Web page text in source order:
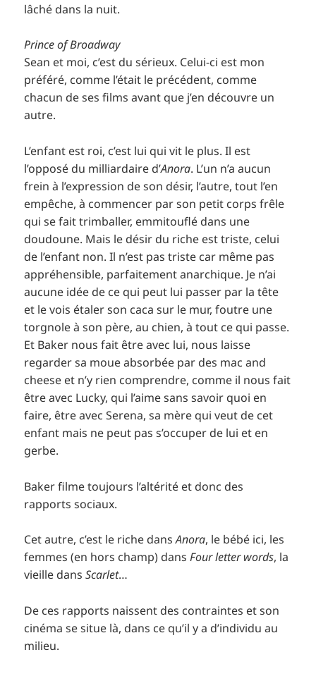
lâché dans la nuit.
Prince of Broadway
Sean et moi, c’est du sérieux. Celui-ci est mon
préféré, comme l’était le précédent, comme
chacun de ses films avant que j’en découvre un
autre.
L’enfant est roi, c’est lui qui vit le plus. Il est
l’opposé du milliardaire d’Anora. L’un n’a aucun
frein à l’expression de son désir, l’autre, tout l’en
empêche, à commencer par son petit corps frêle
qui se fait trimballer, emmitouflé dans une
doudoune. Mais le désir du riche est triste, celui
de l’enfant non. Il n’est pas triste car même pas
appréhensible, parfaitement anarchique. Je n’ai
aucune idée de ce qui peut lui passer par la tête
et le vois étaler son caca sur le mur, foutre une
torgnole à son père, au chien, à tout ce qui passe.
Et Baker nous fait être avec lui, nous laisse
regarder sa moue absorbée par des mac and
cheese et n’y rien comprendre, comme il nous fait
être avec Lucky, qui l’aime sans savoir quoi en
faire, être avec Serena, sa mère qui veut de cet
enfant mais ne peut pas s’occuper de lui et en
gerbe.
Baker filme toujours l’altérité et donc des
rapports sociaux.
Cet autre, c’est le riche dansAnora, le bébé ici, les
femmes (en hors champ) dansFour letter words, la
vieille dansScarlet…
De ces rapports naissent des contraintes et son
cinéma se situe là, dans ce qu’il y a d’individu au
milieu.